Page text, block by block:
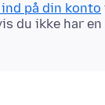
på din konto
du ikke har